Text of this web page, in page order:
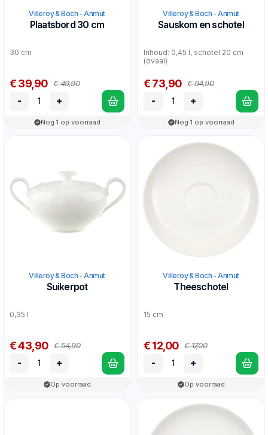
Villeroy & Boch - Anmut
Plaatsbord 30 cm
30 cm
€ 39,90 € 49,90
- +
Nog 1 op voorraad
Villeroy & Boch - Anmut
Sauskom en schotel
Inhoud: 0,45 l, schotel 20 cm
(ovaal)
€ 73,90 € 94,90
- +
Nog 1 op voorraad
Villeroy & Boch - Anmut
Suikerpot
0,35 l
€ 43,90 € 54,90
- +
Op voorraad
Villeroy & Boch - Anmut
Theeschotel
15 cm
€ 12,00 € 17,00
- +
Op voorraad